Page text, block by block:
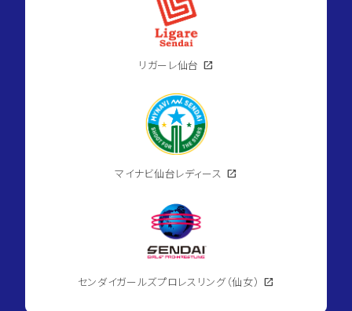
リガーレ仙台 open_in_new
マイナビ仙台レディース open_in_new
センダイガールズプロレスリング（仙女） open_in_new